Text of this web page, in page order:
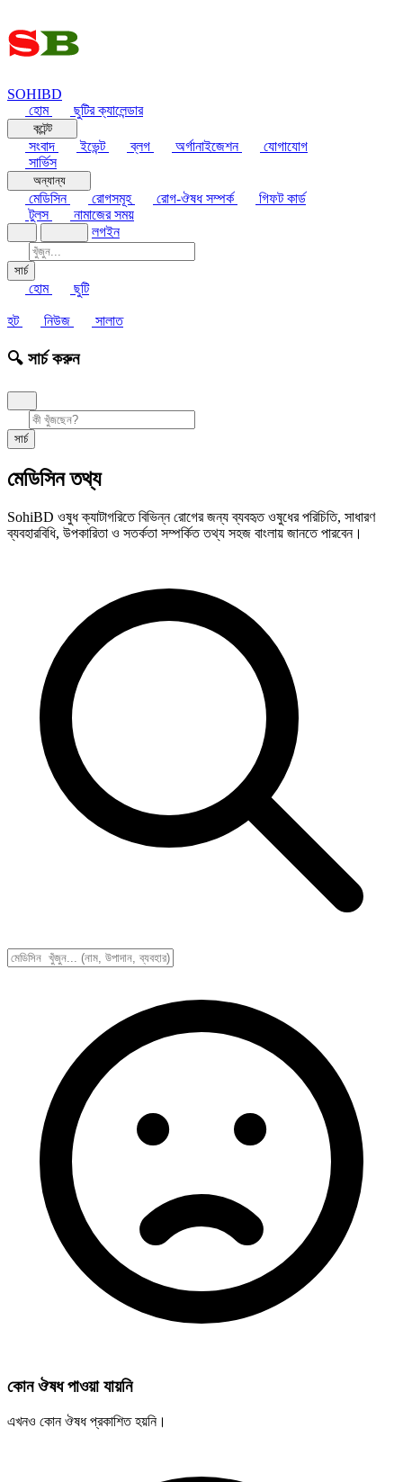
SOHIBD
হোম
ছুটির ক্যালেন্ডার
কন্টেন্ট
সংবাদ ইভেন্ট ব্লগ অর্গানাইজেশন
যোগাযোগ
সার্ভিস
অন্যান্য
মেডিসিন রোগসমূহ রোগ-ঔষধ সম্পর্ক
গিফট কার্ড
টুলস
নামাজের সময়
লগইন
সার্চ
হোম ছুটি
হট নিউজ সালাত
🔍 সার্চ করুন
সার্চ
মেডিসিন তথ্য
SohiBD ওষুধ ক্যাটাগরিতে বিভিন্ন রোগের জন্য ব্যবহৃত ওষুধের পরিচিতি, সাধারণ
ব্যবহারবিধি, উপকারিতা ও সতর্কতা সম্পর্কিত তথ্য সহজ বাংলায় জানতে পারবেন।
কোন ঔষধ পাওয়া যায়নি
এখনও কোন ঔষধ প্রকাশিত হয়নি।